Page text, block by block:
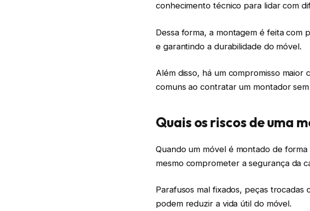
conhecimento técnico para lidar com
Dessa forma, a montagem é feita com
e garantindo a durabilidade do móvel.
Além disso, há um compromisso
comuns ao contratar um montador
Quais os riscos de uma
Quando um móvel é montado de
mesmo comprometer a segurança da
Parafusos mal fixados, peças
podem reduzir a vida útil do móvel.